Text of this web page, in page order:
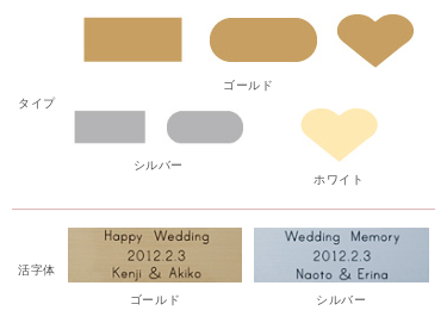
タイプ
ゴールド
シルバー
ホワイト
活字体
ゴールド シルバー